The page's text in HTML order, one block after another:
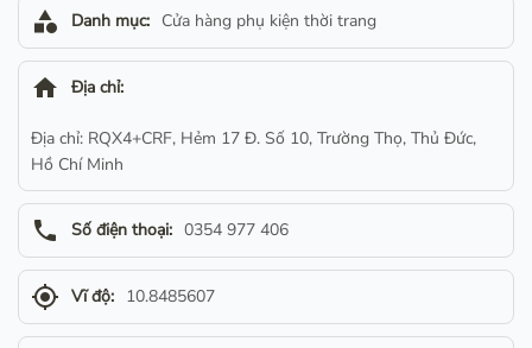
category Danh mục: Cửa hàng phụ kiện thời trang
home Địa chỉ:
Địa chỉ: RQX4+CRF, Hẻm 17 Đ. Số 10, Trường Thọ, Thủ Đức,
Hồ Chí Minh
phone Số điện thoại: 0354 977 406
gps_fixed Vĩ độ: 10.8485607